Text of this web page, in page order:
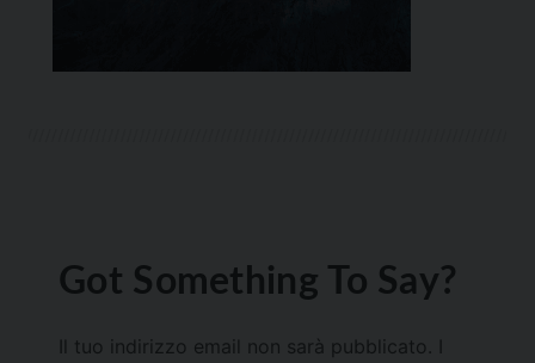
Got Something To Say?
Il tuo indirizzo email non sarà pubblicato.